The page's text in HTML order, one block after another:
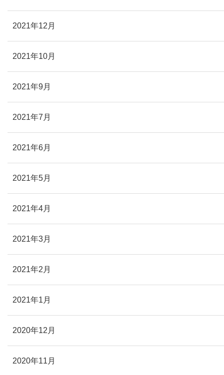
2021年12月
2021年10月
2021年9月
2021年7月
2021年6月
2021年5月
2021年4月
2021年3月
2021年2月
2021年1月
2020年12月
2020年11月